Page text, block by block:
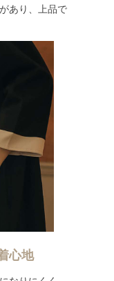
あり、上品で
心地